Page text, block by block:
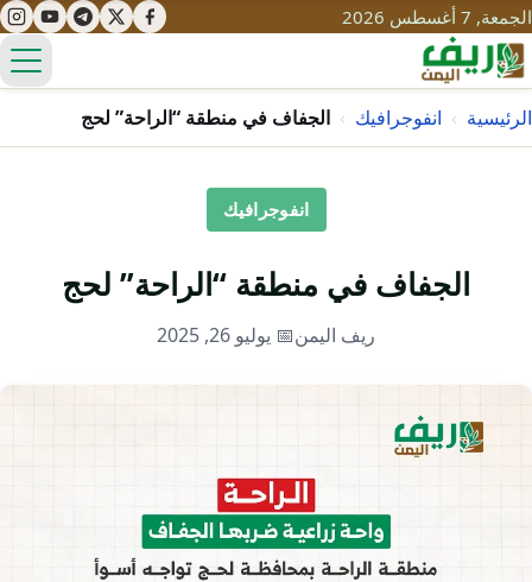
الجمعة, 7 أغسطس 2026
مياه
قصص نجاح
محميات
تحديات
الرئيسية › انفوجرافيك › الجفاف في منطقة “الراحة” لحج
انفوجرافيك
الجفاف في منطقة “الراحة” لحج
ريف اليمن📅 يوليو 26, 2025